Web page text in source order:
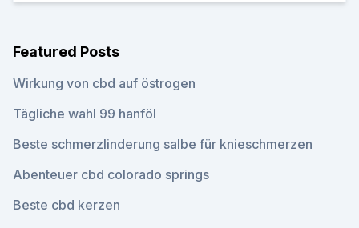
Featured Posts
Wirkung von cbd auf östrogen
Tägliche wahl 99 hanföl
Beste schmerzlinderung salbe für knieschmerzen
Abenteuer cbd colorado springs
Beste cbd kerzen